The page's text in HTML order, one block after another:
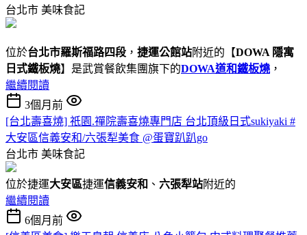
台北市 美味食記
位於台北市羅斯福路四段 ， 捷運公館站附近的【DOWA 隱寓
日式鐵板燒】是武賞餐飲集團旗下的DOWA道和鐵板燒 ，
繼續閱讀
3個月前
[台北壽喜燒] 祇園.禪院壽喜燒專門店 台北頂級日式sukiyaki #
大安區信義安和/六張犁美食 @蛋寶趴趴go
台北市 美味食記
位於捷運大安區捷運信義安和 、 六張犁站附近的
繼續閱讀
6個月前